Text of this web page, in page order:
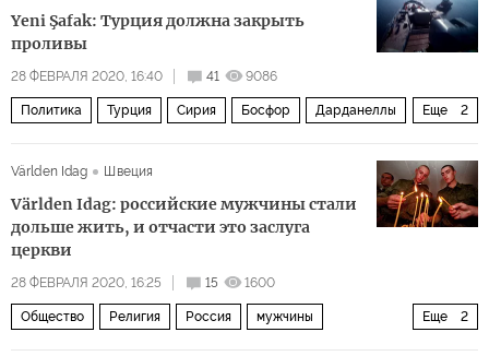
Yeni Şafak: Турция должна закрыть
проливы
28 ФЕВРАЛЯ 2020, 16:40 41 9086
Еще 2
Политика Турция Сирия Босфор Дарданеллы
Världen Idag
Швеция
Världen Idag: российские мужчины стали
дольше жить, и отчасти это заслуга
церкви
28 ФЕВРАЛЯ 2020, 16:25 15 1600
Еще 2
Общество Религия Россия мужчины